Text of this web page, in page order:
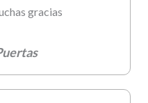
gracias